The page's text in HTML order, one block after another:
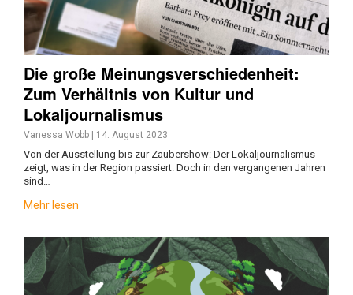
Die große Meinungsverschiedenheit:
Zum Verhältnis von Kultur und
Lokaljournalismus
Vanessa Wobb 14. August 2023
Von der Ausstellung bis zur Zaubershow: Der Lokaljournalismus
zeigt, was in der Region passiert. Doch in den vergangenen Jahren
sind…
Mehr lesen